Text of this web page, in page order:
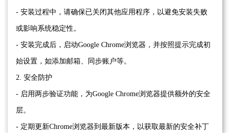
- 安装过程中，请确保已关闭其他应用程序，以避免安装失败
或影响系统稳定性。
- 安装完成后，启动Google Chrome浏览器，并按照提示完成初
始设置，如添加邮箱、同步账户等。
2. 安全防护
- 启用两步验证功能，为Google Chrome浏览器提供额外的安全
层。
- 定期更新Chrome浏览器到最新版本，以获取最新的安全补丁